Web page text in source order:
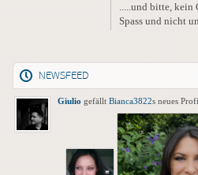
.....und bitte, kein
Spass und nicht
NEWSFEED
Giulio gefällt Bianca3822s neues